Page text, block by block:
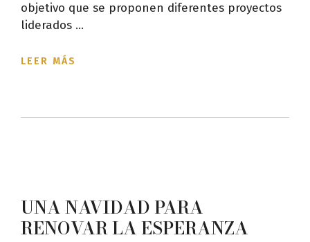
objetivo que se proponen diferentes proyectos
liderados ...
LEER MÁS
UNA NAVIDAD PARA
RENOVAR LA ESPERANZA